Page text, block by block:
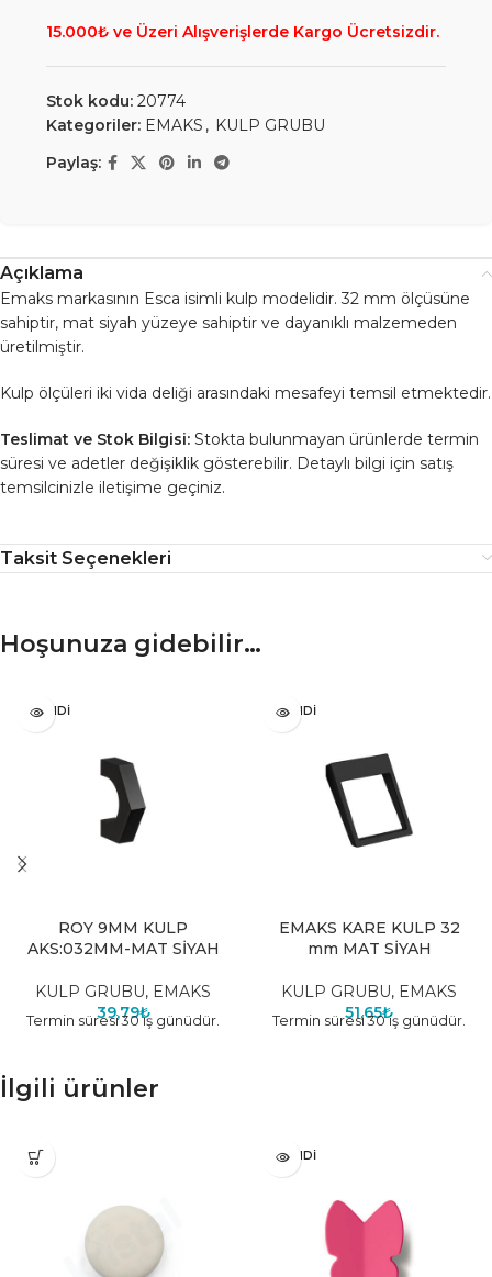
15.000₺ ve Üzeri Alışverişlerde Kargo Ücretsizdir.
Stok kodu: 20774
Kategoriler: EMAKS , KULP GRUBU
Paylaş:
Açıklama
Emaks markasının Esca isimli kulp modelidir. 32 mm ölçüsüne
sahiptir, mat siyah yüzeye sahiptir ve dayanıklı malzemeden
üretilmiştir.
Kulp ölçüleri iki vida deliği arasındaki mesafeyi temsil etmektedir.
Teslimat ve Stok Bilgisi: Stokta bulunmayan ürünlerde termin
süresi ve adetler değişiklik gösterebilir. Detaylı bilgi için satış
temsilcinizle iletişime geçiniz.
Taksit Seçenekleri
Hoşunuza gidebilir…
TÜKENDI
ROY 9MM KULP
AKS:032MM-MAT SİYAH
KULP GRUBU, EMAKS
39,79₺
Termin süresi 30 iş günüdür.
TÜKENDI
EMAKS KARE KULP 32
mm MAT SİYAH
KULP GRUBU, EMAKS
51,65₺
Termin süresi 30 iş günüdür.
İlgili ürünler
TÜKENDI